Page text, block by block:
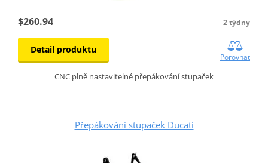
$260.94 2 týdny
Detail produktu
Porovnat
CNC plně nastavitelné přepákování stupaček
Přepákování stupaček Ducati